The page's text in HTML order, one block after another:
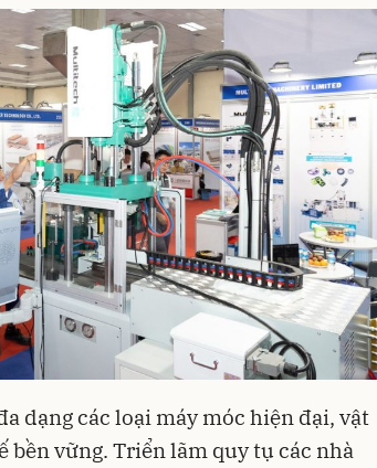
dạng các loại máy móc hiện đại, vật
vững. Triển lãm quy tụ các nhà